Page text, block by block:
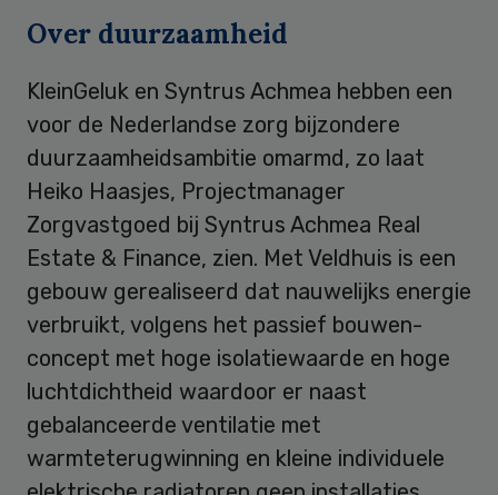
Over duurzaamheid
KleinGeluk en Syntrus Achmea hebben een
voor de Nederlandse zorg bijzondere
duurzaamheidsambitie omarmd, zo laat
Heiko Haasjes, Projectmanager
Zorgvastgoed bij Syntrus Achmea Real
Estate & Finance, zien. Met Veldhuis is een
gebouw gerealiseerd dat nauwelijks energie
verbruikt, volgens het passief bouwen-
concept met hoge isolatiewaarde en hoge
luchtdichtheid waardoor er naast
gebalanceerde ventilatie met
warmteterugwinning en kleine individuele